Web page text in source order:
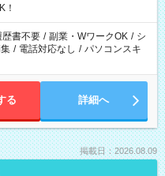
！
歴書不要 / 副業・WワークOK / シ
/ 電話対応なし / パソコンスキ
る 詳細へ
掲載日：2026.08.09